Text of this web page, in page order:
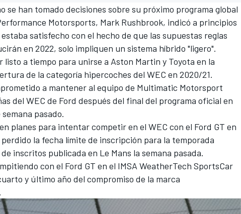
se han tomado decisiones sobre su próximo programa global
Motorsports, Mark Rushbrook, indicó a principios
satisfecho con el hecho de que las supuestas reglas
en 2022, solo impliquen un sistema híbrido "ligero".
listo a tiempo para unirse a Aston Martin y Toyota en la
de la categoría hipercoches del WEC en 2020/21.
a mantener al equipo de Multimatic Motorsport
del WEC de Ford después del final del programa oficial en
pasado.
planes para intentar competir en el WEC con el Ford GT en
la fecha límite de inscripción para la temporada
inscritos publicada en Le Mans la semana pasada.
con el Ford GT en el IMSA WeatherTech SportsCar
y último año del compromiso de la marca